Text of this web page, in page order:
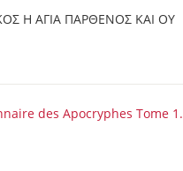
Η ΑΓΙΑ ΠΑΡΘΕΝΟΣ ΚΑΙ ΟΥ
des Apocryphes Tome 1.